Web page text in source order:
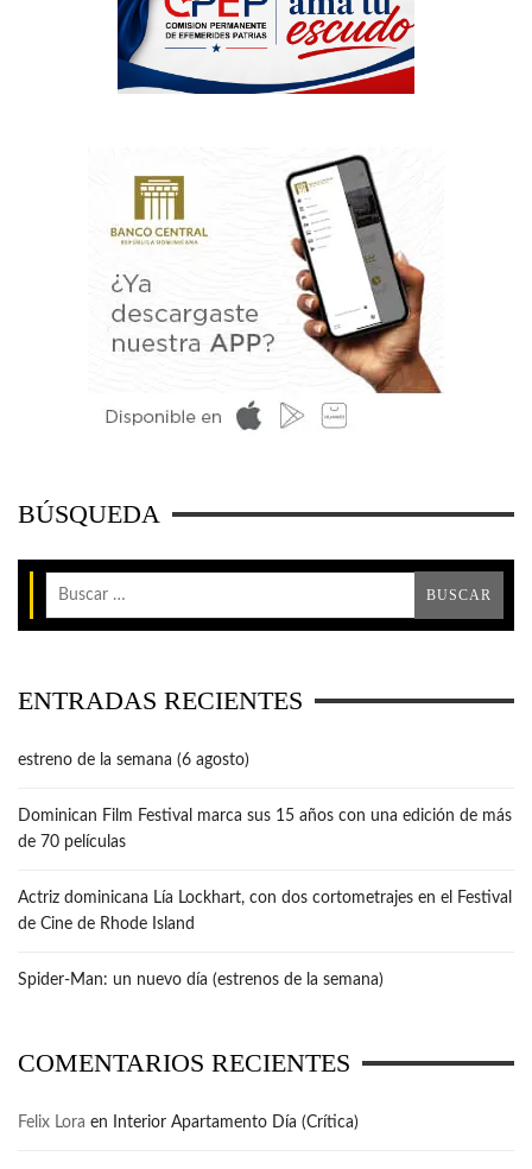
BÚSQUEDA
ENTRADAS RECIENTES
estreno de la semana (6 agosto)
Dominican Film Festival marca sus 15 años con una edición de más
de 70 películas
Actriz dominicana Lía Lockhart, con dos cortometrajes en el Festival
de Cine de Rhode Island
Spider-Man: un nuevo día (estrenos de la semana)
COMENTARIOS RECIENTES
Felix Lora en Interior Apartamento Día (Crítica)